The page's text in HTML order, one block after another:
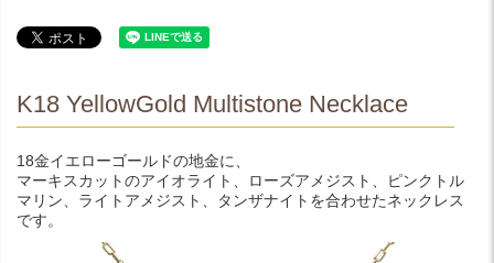
K18 YellowGold Multistone Necklace
18金イエローゴールドの地金に、
マーキスカットのアイオライト、ローズアメジスト、ピンクトル
マリン、ライトアメジスト、タンザナイトを合わせたネックレス
です。